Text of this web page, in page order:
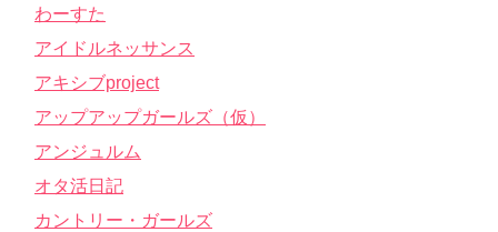
わーすた
アイドルネッサンス
アキシブproject
アップアップガールズ（仮）
アンジュルム
オタ活日記
カントリー・ガールズ